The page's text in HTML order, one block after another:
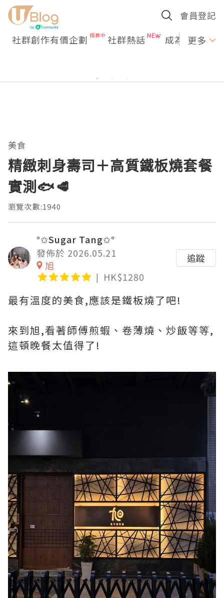
會員登記
社群創作有價企劃 社群熱話 成為U更多
美食
精緻刺身壽司＋高質鐵板燒套餐
實測🐟🥩
瀏覽次數:1940
°✩Sugar Tang✩°
發佈於 2026.05.21
旭
HK$1280
追蹤
最有溫度的美食,應該是鐵板燒了吧!
來到旭,看著師傅煎蝦、卷薄燒、炒飯等等,
這頓晚餐太值得了!